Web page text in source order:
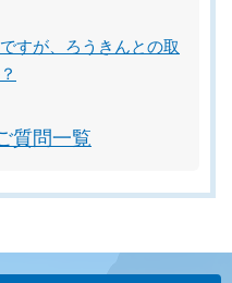
すが、ろうきんとの取
質問一覧